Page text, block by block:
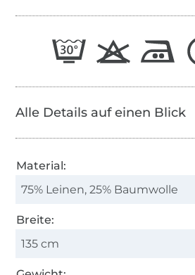
Alle Details auf einen Blick
Material:
75% Leinen, 25% Baumwolle
Breite:
135 cm